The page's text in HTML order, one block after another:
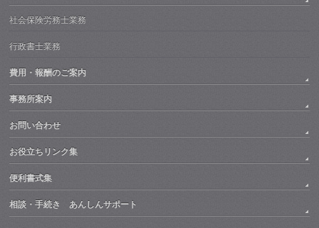
社会保険労務士業務
行政書士業務
費用・報酬のご案内
事務所案内
お問い合わせ
お役立ちリンク集
便利書式集
相談・手続き あんしんサポート